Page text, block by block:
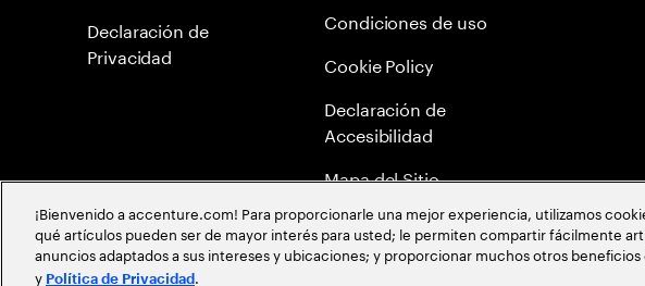
Declaración de
Privacidad
Condiciones de uso
Cookie Policy
Declaración de
Accesibilidad
Mapa del Sitio
Política Anticorrupción
Política de meritocracia
¡Bienvenido a accenture.com! Para proporcionarle una mejor experiencia, utilizamos
qué artículos pueden ser de mayor interés para usted; le permiten compartir fácilmente
anuncios adaptados a sus intereses y ubicaciones; y proporcionar muchos otros
y Política de Privacidad .